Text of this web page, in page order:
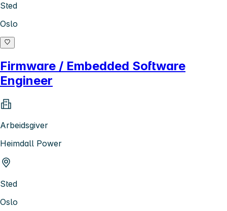
Sted
Oslo
Firmware / Embedded Software
Engineer
Arbeidsgiver
Heimdall Power
Sted
Oslo